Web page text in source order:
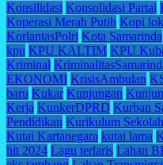
Konsilidasi Konsolidasi Partai
Koperasi Merah Putih Kopi
KorlantasPolri Kota Samarinda
kpu KPU KALTIM KPU
Kriminal
EKONOMI KrisisAmbulan
baru Kukar Kunjungan
Kerja KunkerDPRD Kurban
Pendidikan Kurikulum Sekolah
Kutai Kartanegara kutai lama
hit 2024 Lagu terlaris Lahan